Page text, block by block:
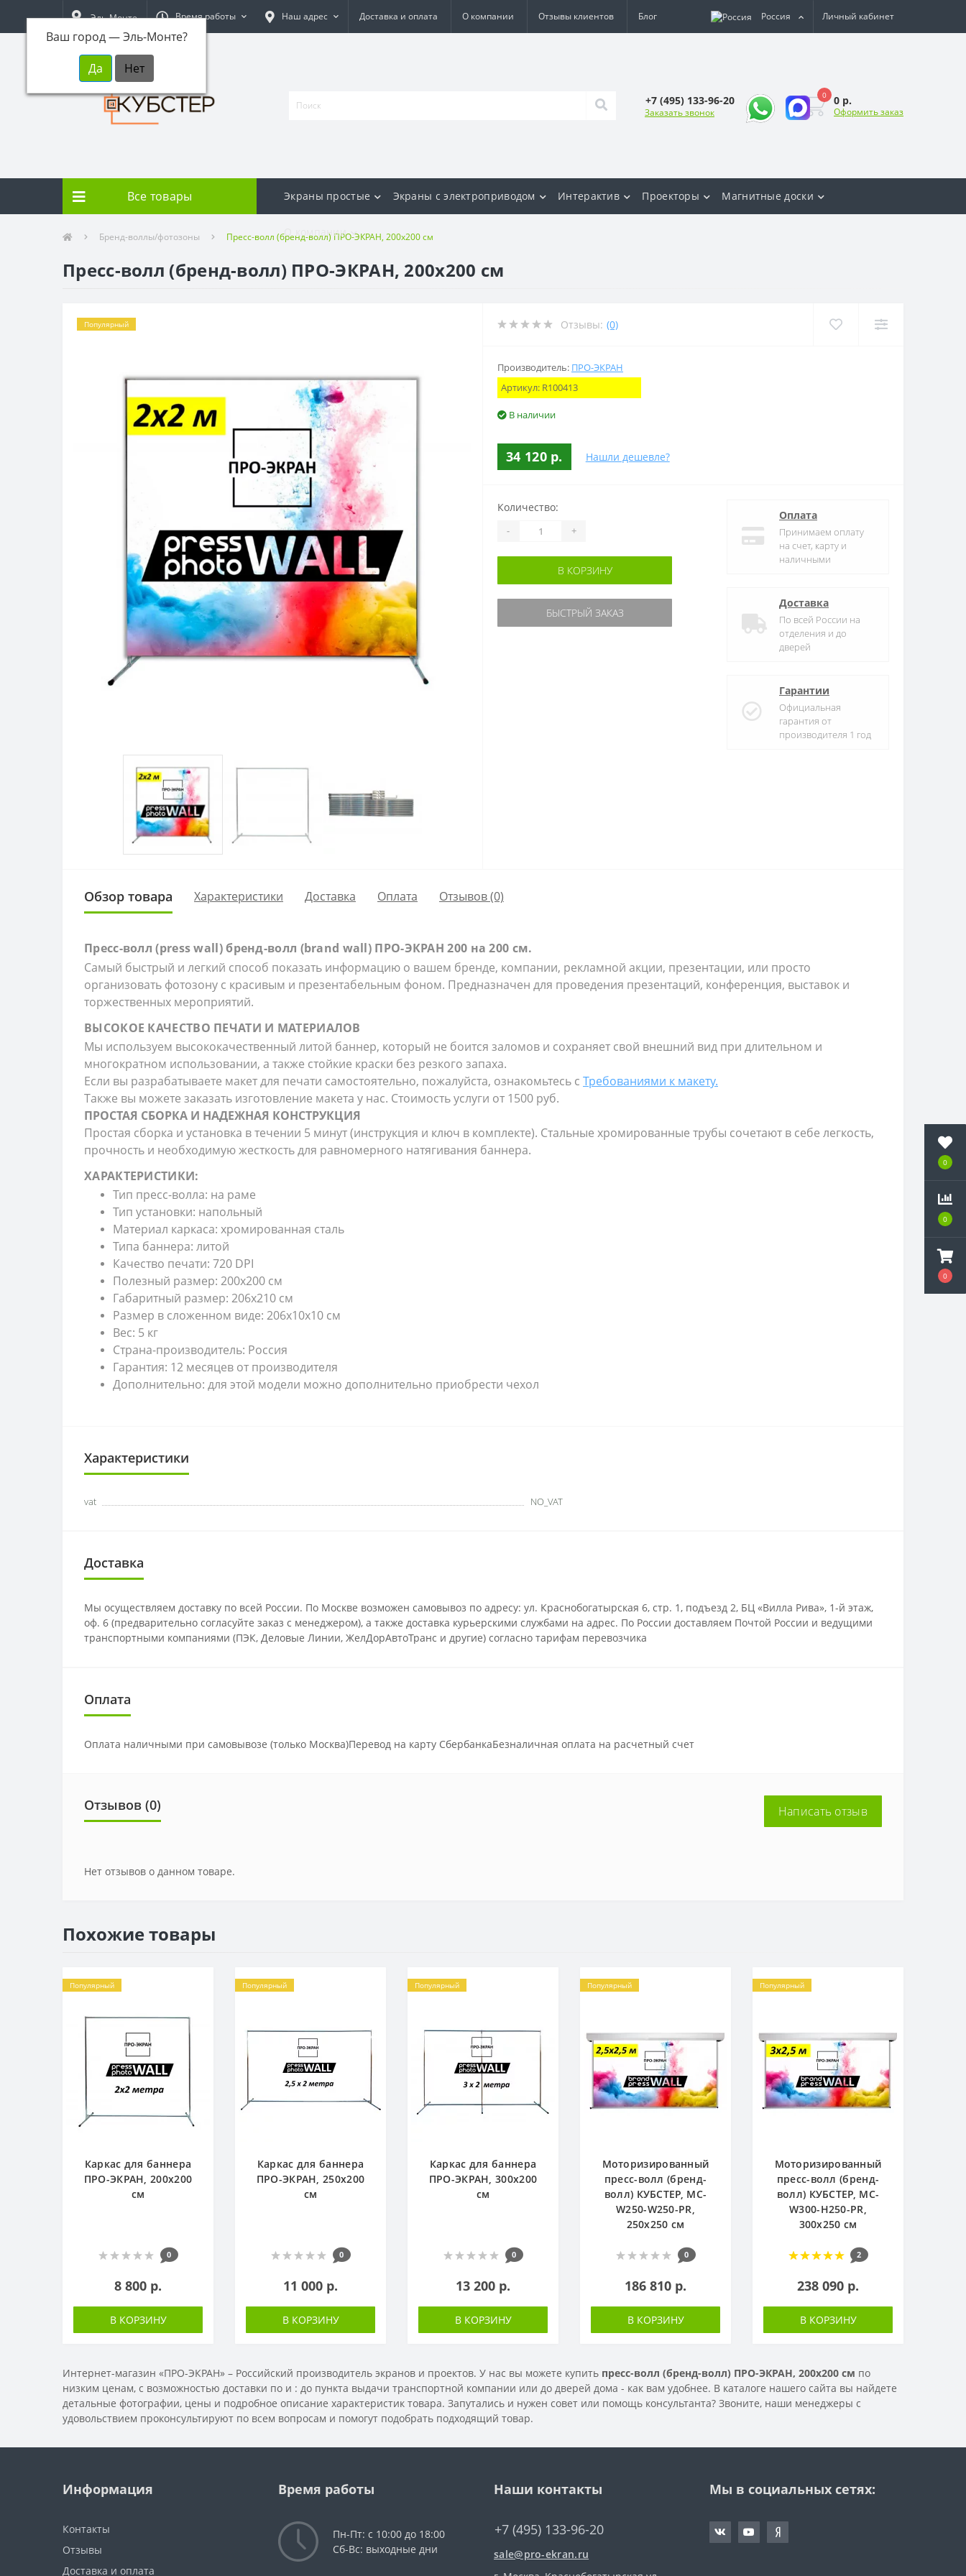
0
0
0
Эль-Монте
Ваш город —Эль-Монте?
Время работы Наш адрес Доставка и оплата О компании Отзывы клиентов Блог Россия Личный кабинет
+7 (495) 133-96-20
Заказать звонок
0 0 р.
Оформить заказ
Все товары Экраны простые Экраны с электроприводом Интерактив Проекторы Магнитные доски
О компании
Бренд-воллы/фотозоны Пресс-волл (бренд-волл) ПРО-ЭКРАН, 200х200 см
Пресс-волл (бренд-волл) ПРО-ЭКРАН, 200х200 см
Популярный Отзывы: (0)
Производитель: ПРО-ЭКРАН
Артикул: R100413
В наличии
34 120 р. Нашли дешевле?
Количество:
- +
В КОРЗИНУ
БЫСТРЫЙ ЗАКАЗ
Оплата
Принимаем оплату
на счет, карту и
наличными
Доставка
По всей России на
отделения и до
дверей
Гарантии
Официальная
гарантия от
производителя 1 год
Обзор товара Характеристики Доставка Оплата Отзывов (0)
Пресс-волл (press wall) бренд-волл (brand wall) ПРО-ЭКРАН 200 на 200 см.
Самый быстрый и легкий способ показать информацию о вашем бренде, компании, рекламной акции, презентации, или просто
организовать фотозону с красивым и презентабельным фоном. Предназначен для проведения презентаций, конференция, выставок и
торжественных мероприятий.
ВЫСОКОЕ КАЧЕСТВО ПЕЧАТИ И МАТЕРИАЛОВ
Мы используем высококачественный литой баннер, который не боится заломов и сохраняет свой внешний вид при длительном и
многократном использовании, а также стойкие краски без резкого запаха.
Если вы разрабатываете макет для печати самостоятельно, пожалуйста, ознакомьтесь с Требованиями к макету.
Также вы можете заказать изготовление макета у нас. Стоимость услуги от 1500 руб.
ПРОСТАЯ СБОРКА И НАДЕЖНАЯ КОНСТРУКЦИЯ
Простая сборка и установка в течении 5 минут (инструкция и ключ в комплекте). Стальные хромированные трубы сочетают в себе легкость,
прочность и необходимую жесткость для равномерного натягивания баннера.
ХАРАКТЕРИСТИКИ:
Тип пресс-волла: на раме
Тип установки: напольный
Материал каркаса: хромированная сталь
Типа баннера: литой
Качество печати: 720 DPI
Полезный размер: 200х200 см
Габаритный размер: 206х210 см
Размер в сложенном виде: 206х10х10 см
Вес: 5 кг
Страна-производитель: Россия
Гарантия: 12 месяцев от производителя
Дополнительно: для этой модели можно дополнительно приобрести чехол
Характеристики
vat NO_VAT
Доставка
Мы осуществляем доставку по всей России. По Москве возможен самовывоз по адресу: ул. Краснобогатырская 6, стр. 1, подъезд 2, БЦ «Вилла Рива», 1-й этаж,
оф. 6 (предварительно согласуйте заказ с менеджером), а также доставка курьерскими службами на адрес. По России доставляем Почтой России и ведущими
транспортными компаниями (ПЭК, Деловые Линии, ЖелДорАвтоТранс и другие) согласно тарифам перевозчика
Оплата
Оплата наличными при самовывозе (только Москва)Перевод на карту СбербанкаБезналичная оплата на расчетный счет
Отзывов (0) Написать отзыв
Нет отзывов о данном товаре.
Похожие товары
Популярный
Каркас для баннера
ПРО-ЭКРАН, 200х200
см
0
8 800 р.
В КОРЗИНУ
Популярный
Каркас для баннера
ПРО-ЭКРАН, 250х200
см
0
11 000 р.
В КОРЗИНУ
Популярный
Каркас для баннера
ПРО-ЭКРАН, 300х200
см
0
13 200 р.
В КОРЗИНУ
Популярный
Моторизированный
пресс-волл (бренд-
волл) КУБСТЕР, MC-
W250-W250-PR,
250х250 см
0
186 810 р.
В КОРЗИНУ
Популярный
Моторизированный
пресс-волл (бренд-
волл) КУБСТЕР, MC-
W300-H250-PR,
300х250 см
2
238 090 р.
В КОРЗИНУ
Интернет-магазин «ПРО-ЭКРАН» – Российский производитель экранов и проектов. У нас вы можете купить пресс-волл (бренд-волл) ПРО-ЭКРАН, 200х200 см по
низким ценам, с возможностью доставки по и : до пункта выдачи транспортной компании или до дверей дома - как вам удобнее. В каталоге нашего сайта вы найдете
детальные фотографии, цены и подробное описание характеристик товара. Запутались и нужен совет или помощь консультанта? Звоните, наши менеджеры с
удовольствием проконсультируют по всем вопросам и помогут подобрать подходящий товар.
Информация
Контакты
Отзывы
Доставка и оплата
Время работы
Пн-Пт: с 10:00 до 18:00
Сб-Вс: выходные дни
Наши контакты
+7 (495) 133-96-20
sale@pro-ekran.ru
Мы в социальных сетях: